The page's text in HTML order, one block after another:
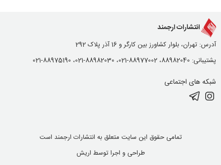
انتشارات ارجمند
آدرس: تهران، بلوار کشاورز بین کارگر و 16 آذر پلاک 292
پشتیبانی: 88982040، 88977002-021، 88982030-021، 88975190-021
شبکه های اجتماعی
تمامی حقوق این سایت متعلق به انتشارات ارجمند است
طراحی و اجرا توسط اریش